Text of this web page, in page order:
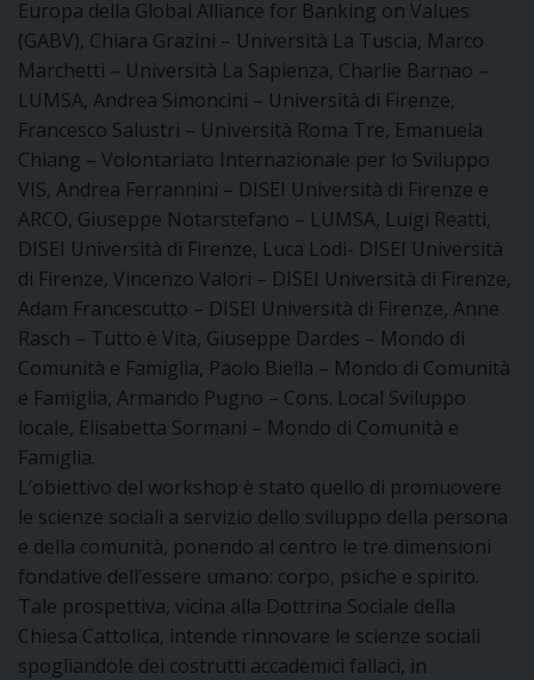
Europa della Global Alliance for Banking on Values
(GABV), Chiara Grazini – Università La Tuscia, Marco
Marchetti – Università La Sapienza, Charlie Barnao –
LUMSA, Andrea Simoncini – Università di Firenze,
Francesco Salustri – Università Roma Tre, Emanuela
Chiang – Volontariato Internazionale per lo Sviluppo
VIS, Andrea Ferrannini – DISEI Università di Firenze e
ARCO, Giuseppe Notarstefano – LUMSA, Luigi Reatti,
DISEI Università di Firenze, Luca Lodi- DISEI Università
di Firenze, Vincenzo Valori – DISEI Università di Firenze,
Adam Francescutto – DISEI Università di Firenze, Anne
Rasch – Tutto è Vita, Giuseppe Dardes – Mondo di
Comunità e Famiglia, Paolo Biella – Mondo di Comunità
e Famiglia, Armando Pugno – Cons. Local Sviluppo
locale, Elisabetta Sormani – Mondo di Comunità e
Famiglia.
L’obiettivo del workshop è stato quello di promuovere
le scienze sociali a servizio dello sviluppo della persona
e della comunità, ponendo al centro le tre dimensioni
fondative dell’essere umano: corpo, psiche e spirito.
Tale prospettiva, vicina alla Dottrina Sociale della
Chiesa Cattolica, intende rinnovare le scienze sociali
spogliandole dei costrutti accademici fallaci, in